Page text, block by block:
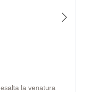
la venatura